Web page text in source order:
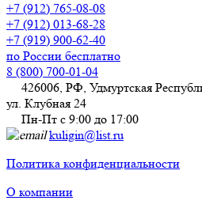
+7 (912) 765-08-08
+7 (912) 013-68-28
+7 (919) 900-62-40
по России бесплатно
8 (800) 700-01-04
426006, РФ, Удмуртская
ул. Клубная 24
Пн-Пт с 9:00 до 17:00
kuligin@list.ru
Политика конфиденциальности
О компании